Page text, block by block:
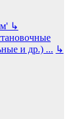
↳
и др.) ... ↳